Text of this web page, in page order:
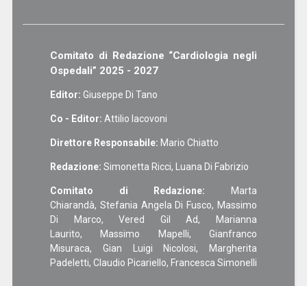
Comitato di Redazione “Cardiologia negli
Ospedali” 2025 - 2027
Editor: Giuseppe Di Tano
Co - Editor: Attilio Iacovoni
Direttore Responsabile: Mario Chiatto
Redazione: Simonetta Ricci, Luana Di Fabrizio
Comitato di Redazione: Marta
Chiarandà, Stefania Angela Di Fusco, Massimo
Di Marco, Vered Gil Ad, Marianna
Laurito, Massimo Mapelli, Gianfranco
Misuraca, Gian Luigi Nicolosi, Margherita
Padeletti, Claudio Picariello, Francesca Simonelli